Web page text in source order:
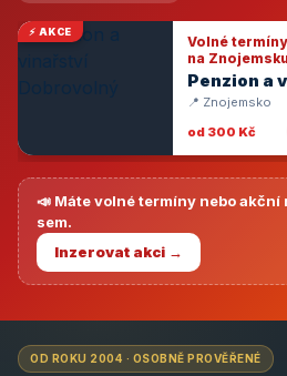
⚡ AKCE
Volné
na
degustace
Penzion a
Dobrovolný
📍 Znojemsko
od 300 Kč
📣 Máte volné termíny nebo akční
sem.
Inzerovat akci →
OD ROKU 2004 · OSOBNĚ PROVĚŘENÉ